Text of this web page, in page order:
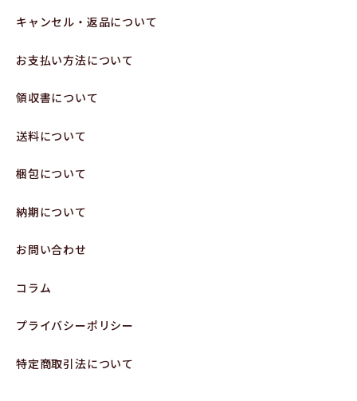
キャンセル・返品について
お支払い方法について
領収書について
送料について
梱包について
納期について
お問い合わせ
コラム
プライバシーポリシー
特定商取引法について